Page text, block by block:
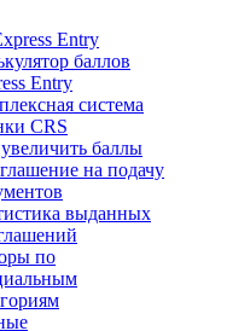
Entry
баллов
Entry
система
CRS
баллы
на подачу
выданных
по